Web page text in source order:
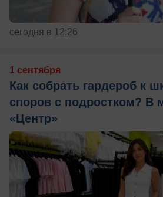
сегодня в 12:26
1 сентября
Как собрать гардероб к
споров с подростком? В
«Центр»